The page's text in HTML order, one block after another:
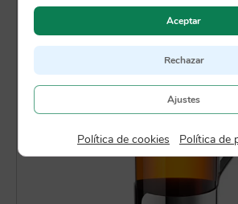
Aceptar
Rechazar
Ajustes
Política de cookies Política de